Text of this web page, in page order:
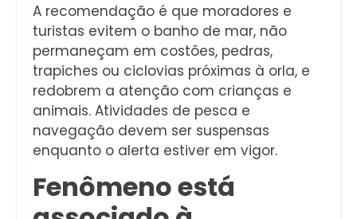
A recomendação é que moradores e
turistas evitem o banho de mar, não
permaneçam em costões, pedras,
trapiches ou ciclovias próximas à orla, e
redobrem a atenção com crianças e
animais. Atividades de pesca e
navegação devem ser suspensas
enquanto o alerta estiver em vigor.
Fenômeno está